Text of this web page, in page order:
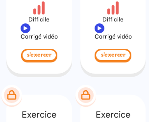
Difficile
Corrigé vidéo
s'exercer
Difficile
Corrigé vidéo
s'exercer
Exercice Exercice